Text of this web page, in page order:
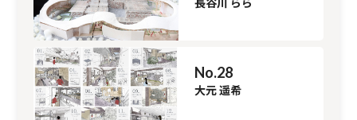
長谷川 らら
No.28
大元 遥希